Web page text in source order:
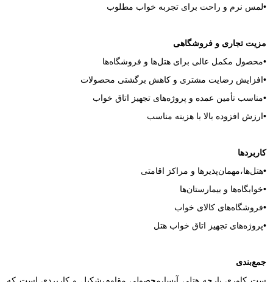
•لمس نرم و راحت برای تجربه خواب مطلوب
مزیت تجاری و فروشگاهی
•محصول مکمل عالی برای هتل‌ها و فروشگاه‌ها
•افزایش رضایت مشتری و کاهش برگشتی محصولات
•مناسب تأمین عمده و پروژه‌های تجهیز اتاق خواب
•ارزش افزوده بالا با هزینه مناسب
کاربردها
•هتل‌ها،مهمان‌پذیرها و مراکز اقامتی
•خوابگاه‌ها و بیمارستان‌ها
•فروشگاه‌های کالای خواب
•پروژه‌های تجهیز اتاق خواب هتل
جمع‌بندی
ست کاوری پارچه هتلی آیسا،محصولی مقاوم،شکیل و کاربردی است که